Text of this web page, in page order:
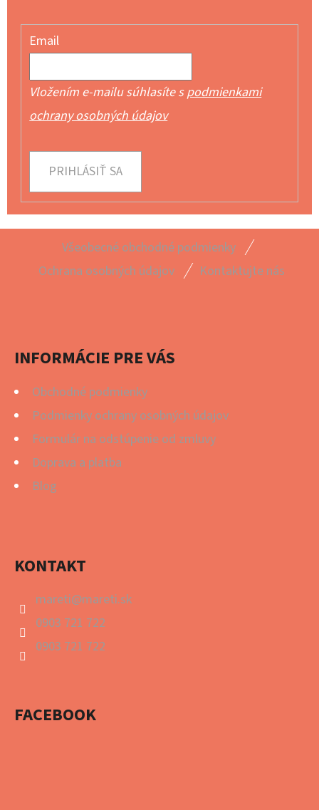
Email
Vložením e-mailu súhlasíte spodmienkami
ochrany osobných údajov
PRIHLÁSIŤ SA
Všeobecné obchodné podmienky
Ochrana osobných údajov
Kontaktujte nás
INFORMÁCIE PRE VÁS
Obchodné podmienky
Podmienky ochrany osobných údajov
Formulár na odstúpenie od zmluvy
Doprava a platba
Blog
KONTAKT
mareti@mareti.sk
0903 721 722
0903 721 722
FACEBOOK